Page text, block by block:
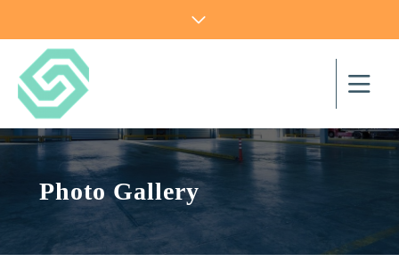
Photo Gallery